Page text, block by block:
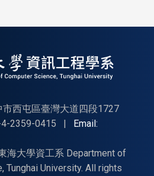
市西屯區臺灣大道四段1727
2359-0415 |
Email:
海大學資工系 Department of
Tunghai University. All rights